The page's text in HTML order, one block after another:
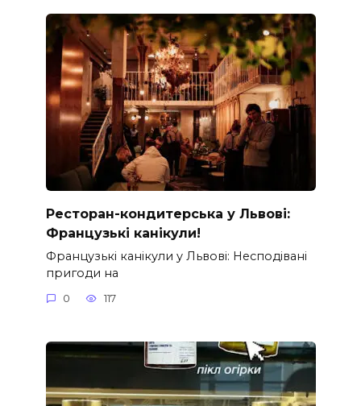
Ресторан-кондитерська у Львові:
Французькі канікули!
Французькі канікули у Львові: Несподівані
пригоди на
0 117